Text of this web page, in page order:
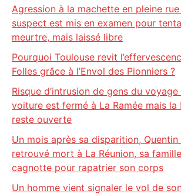
Agression à la machette en pleine
suspect est mis en examen pour
meurtre, mais laissé libre
Pourquoi Toulouse revit
Folles grâce à l’Envol des Pionniers ?
Risque d’intrusion de gens du
voiture est fermé à La Ramée mais la
reste ouverte
Un mois après sa disparition,
retrouvé mort à La Réunion, sa
cagnotte pour rapatrier son corps
Un homme vient signaler le vol de